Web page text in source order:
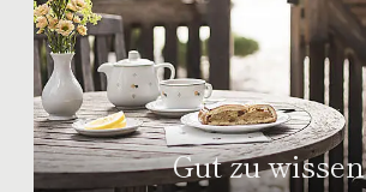
Gut zu wissen